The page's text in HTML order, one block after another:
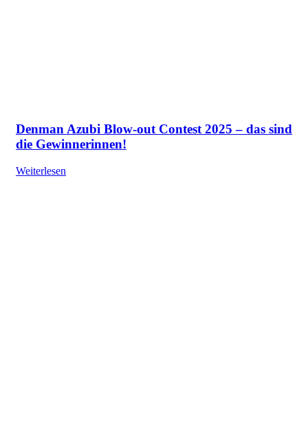
Denman Azubi Blow-out Contest 2025 – das sind
die Gewinnerinnen!
Weiterlesen